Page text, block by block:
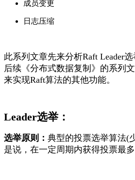
成员变更
日志压缩
此系列文章先来分析Raft Leader
后续《分布式数据复制》的系列
来实现Raft算法的其他功能。
Leader选举：
选举原则： 典型的投票选举算法(
是说，在一定周期内获得投票最